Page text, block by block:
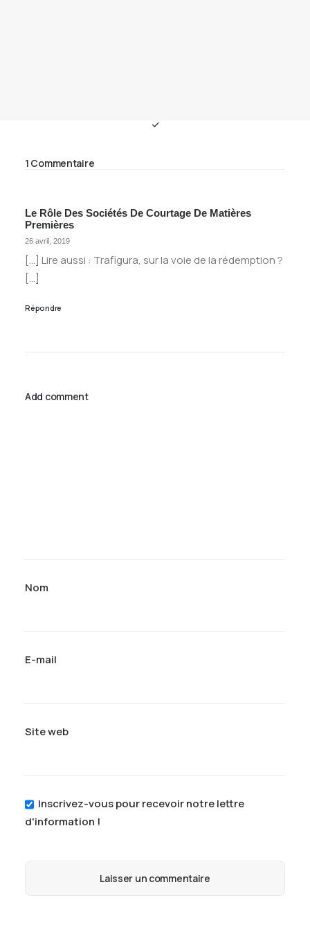
1 Commentaire
Le Rôle Des Sociétés De Courtage De Matières
Premières
26 avril, 2019
[…] Lire aussi : Trafigura, sur la voie de la rédemption ?
[…]
Répondre
Add comment
Nom
E-mail
Site web
Inscrivez-vous pour recevoir notre lettre
d'information !